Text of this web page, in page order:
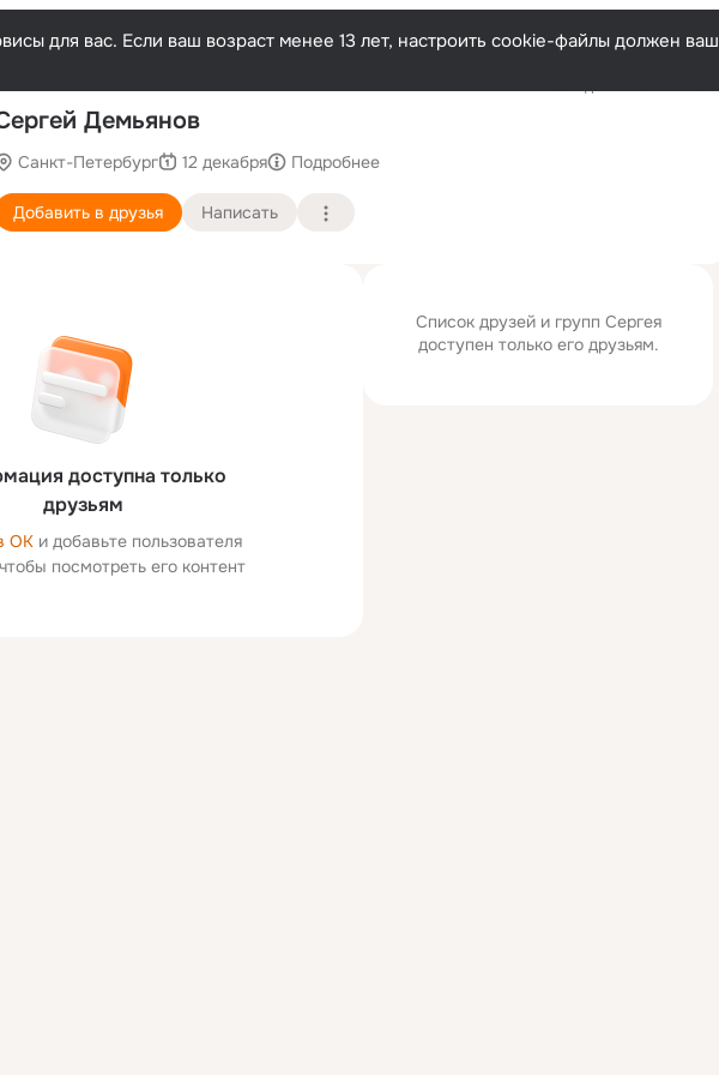
для вас. Если ваш возраст менее 13 лет, настроить cookie-файлы должен ваш
Демьянов
Санкт-Петербург 12 декабря Подробнее
Добавить в друзья Написать
доступна только
друзьям
ОК и добавьте пользователя
посмотреть его контент
Список друзей и групп Сергея
доступен только его друзьям.